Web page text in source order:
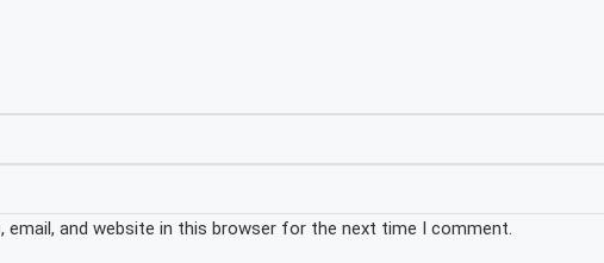
email, and website in this browser for the next time I comment.